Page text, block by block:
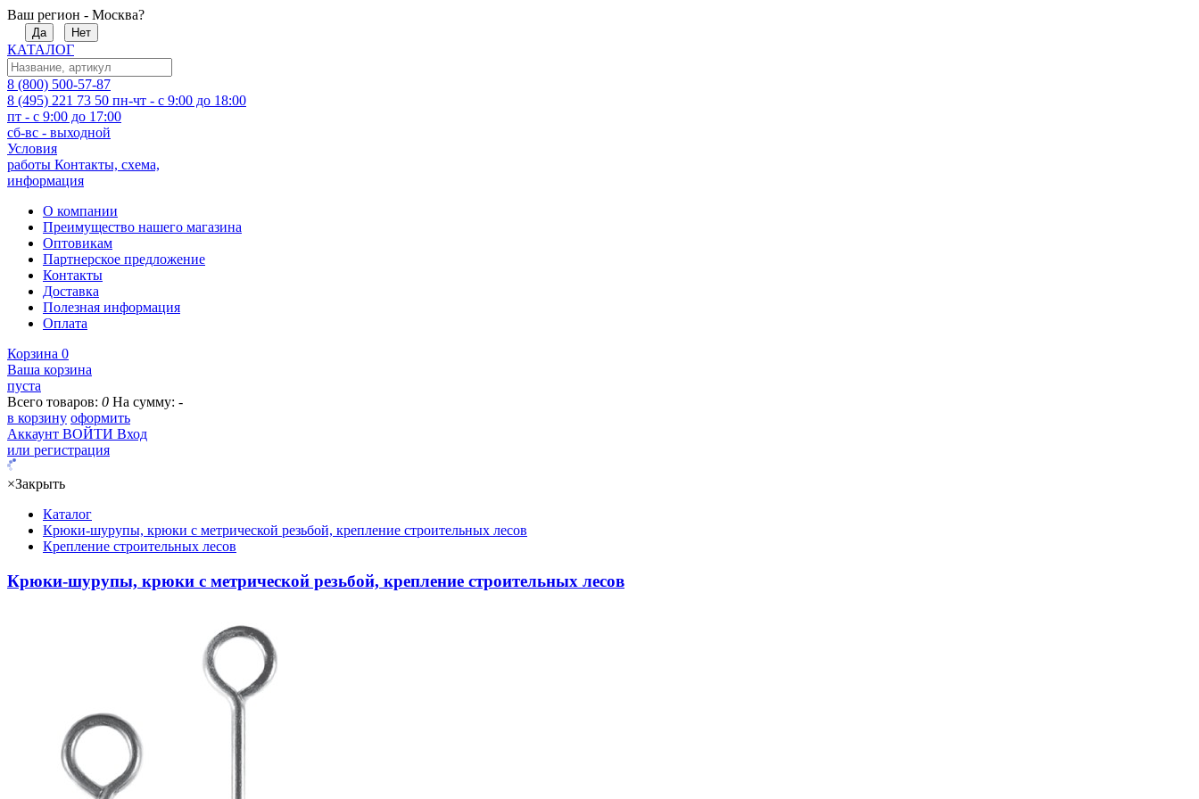
Ваш регион - Москва?
Да Нет
КАТАЛОГ
8 (800) 500-57-87
8 (495) 221 73 50 пн-чт - с 9:00 до 18:00
пт - с 9:00 до 17:00
сб-вс - выходной
Условия
работы Контакты, схема,
информация
О компании
Преимущество нашего магазина
Оптовикам
Партнерское предложение
Контакты
Доставка
Полезная информация
Оплата
Корзина 0
Ваша корзина
пуста
Всего товаров: 0 На сумму: -
в корзину оформить
Аккаунт ВОЙТИ Вход
или регистрация
×Закрыть
Каталог
Крюки-шурупы, крюки с метрической резьбой, крепление строительных лесов
Крепление строительных лесов
Крюки-шурупы, крюки с метрической резьбой, крепление строительных лесов